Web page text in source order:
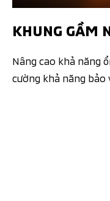
KHUNG GẦM
Nâng cao khả năng
cường khả năng bảo